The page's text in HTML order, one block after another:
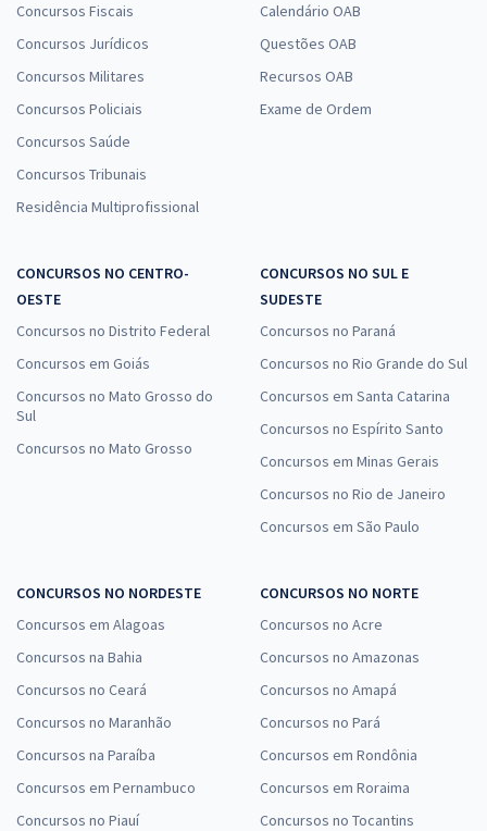
Concursos Fiscais
Concursos Jurídicos
Concursos Militares
Concursos Policiais
Concursos Saúde
Concursos Tribunais
Residência Multiprofissional
Calendário OAB
Questões OAB
Recursos OAB
Exame de Ordem
CONCURSOS NO CENTRO-
OESTE
Concursos no Distrito Federal
Concursos em Goiás
Concursos no Mato Grosso do
Sul
Concursos no Mato Grosso
CONCURSOS NO SUL E
SUDESTE
Concursos no Paraná
Concursos no Rio Grande do Sul
Concursos em Santa Catarina
Concursos no Espírito Santo
Concursos em Minas Gerais
Concursos no Rio de Janeiro
Concursos em São Paulo
CONCURSOS NO NORDESTE
Concursos em Alagoas
Concursos na Bahia
Concursos no Ceará
Concursos no Maranhão
Concursos na Paraíba
Concursos em Pernambuco
Concursos no Piauí
CONCURSOS NO NORTE
Concursos no Acre
Concursos no Amazonas
Concursos no Amapá
Concursos no Pará
Concursos em Rondônia
Concursos em Roraima
Concursos no Tocantins